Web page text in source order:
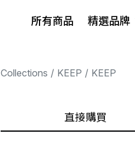
所有商品 精選品牌
Collections KEEP KEEP
直接購買